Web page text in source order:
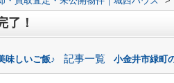
了！
味しいご飯♪ 記事一覧 小金井市緑